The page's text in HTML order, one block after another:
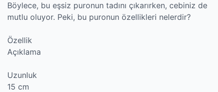
Böylece, bu eşsiz puronun tadını çıkarırken, cebiniz de
mutlu oluyor. Peki, bu puronun özellikleri nelerdir?
Özellik
Açıklama
Uzunluk
15 cm